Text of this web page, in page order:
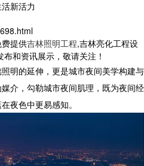
新活力​
提供吉林照明工程,吉林亮化工程设
和资讯展示，敬请关注！
明的延伸，更是城市夜间美学构建与
介，勾勒城市夜间肌理，既为夜间经
夜色中更易感知。